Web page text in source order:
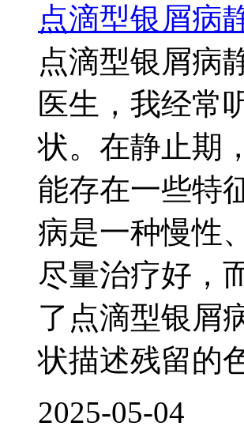
点滴型银屑病
点滴型银屑病
医生，我经常
状。在静止期
能存在一些特
病是一种慢性
尽量治疗好，
了点滴型银屑
状描述残留的
2025-05-04